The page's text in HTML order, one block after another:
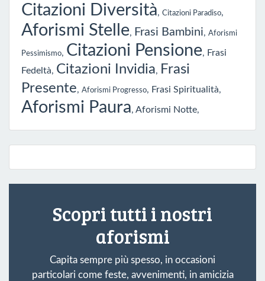
Citazioni Diversità, Citazioni Paradiso,
Aforismi Stelle, Frasi Bambini, Aforismi
Pessimismo, Citazioni Pensione, Frasi
Fedeltà, Citazioni Invidia, Frasi
Presente, Aforismi Progresso, Frasi Spiritualità,
Aforismi Paura, Aforismi Notte,
Scopri tutti i nostri
aforismi
Capita sempre più spesso, in occasioni
particolari come feste, avvenimenti, in amicizia